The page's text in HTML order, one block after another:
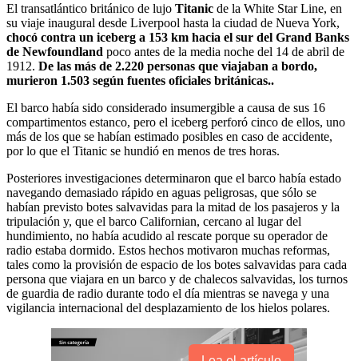
El transatlántico británico de lujo Titanic de la White Star Line, en
su viaje inaugural desde Liverpool hasta la ciudad de Nueva York,
chocó contra un iceberg a 153 km hacia el sur del Grand Banks
de Newfoundland poco antes de la media noche del 14 de abril de
1912. De las más de 2.220 personas que viajaban a bordo,
murieron 1.503 según fuentes oficiales británicas..
El barco había sido considerado insumergible a causa de sus 16
compartimentos estanco, pero el iceberg perforó cinco de ellos, uno
más de los que se habían estimado posibles en caso de accidente,
por lo que el Titanic se hundió en menos de tres horas.
Posteriores investigaciones determinaron que el barco había estado
navegando demasiado rápido en aguas peligrosas, que sólo se
habían previsto botes salvavidas para la mitad de los pasajeros y la
tripulación y, que el barco Californian, cercano al lugar del
hundimiento, no había acudido al rescate porque su operador de
radio estaba dormido. Estos hechos motivaron muchas reformas,
tales como la provisión de espacio de los botes salvavidas para cada
persona que viajara en un barco y de chalecos salvavidas, los turnos
de guardia de radio durante todo el día mientras se navega y una
vigilancia internacional del desplazamiento de los hielos polares.